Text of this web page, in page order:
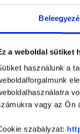
a weboldal sütiket
használunk a
vagy az Ön
szabályzat:
-